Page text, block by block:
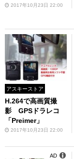
2017年10月23日 22:00
アスキーストア
H.264で高画質撮
影 GPSドラレコ
「Preimer」
2017年10月23日 22:00
AD